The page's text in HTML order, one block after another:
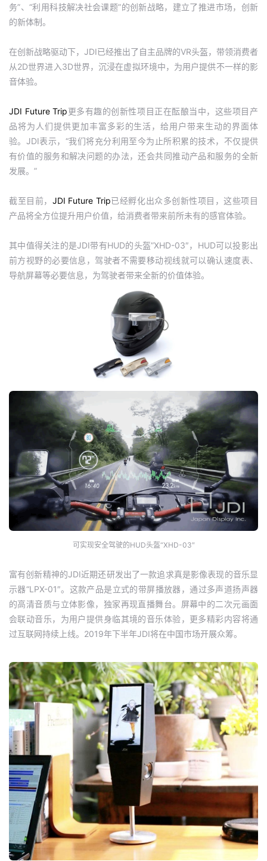
务”、“利用科技解决社会课题”的创新战略，建立了推进市场，创新
的新体制。
在创新战略驱动下，JDI已经推出了自主品牌的VR头盔，带领消费者
从2D世界进入3D世界，沉浸在虚拟环境中，为用户提供不一样的影
音体验。
JDI Future Trip更多有趣的创新性项目正在酝酿当中，这些项目产
品将为人们提供更加丰富多彩的生活，给用户带来生动的界面体
验。JDI表示，“我们将充分利用至今为止所积累的技术，不仅提供
有价值的服务和解决问题的办法，还会共同推动产品和服务的全新
发展。”
截至目前， JDI Future Trip已经孵化出众多创新性项目，这些项目
产品将全方位提升用户价值，给消费者带来前所未有的感官体验。
其中值得关注的是JDI带有HUD的头盔”XHD-03″，HUD可以投影出
前方视野的必要信息，驾驶者不需要移动视线就可以确认速度表、
导航屏幕等必要信息，为驾驶者带来全新的价值体验。
可实现安全驾驶的HUD头盔“XHD-03″
富有创新精神的JDI近期还研发出了一款追求真是影像表现的音乐显
示器“LPX-01″。这款产品是立式的带屏播放器，通过多声道扬声器
的高清音质与立体影像，独家再现直播舞台。屏幕中的二次元画面
会联动音乐，为用户提供身临其境的音乐体验，更多精彩内容将通
过互联网持续上线。2019年下半年JDI将在中国市场开展众筹。